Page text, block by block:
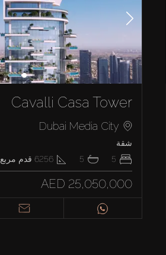
Cavalli Casa Tower
Dubai Media City
شقة
5
5
6256 قدم مربع
AED 25,050,000